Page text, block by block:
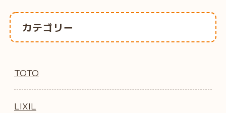
カテゴリー
TOTO
LIXIL